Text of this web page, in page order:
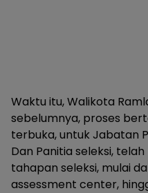
Waktu itu, Walikota
sebelumnya, proses
terbuka, untuk Jabatan
Dan Panitia seleksi,
tahapan seleksi, mulai
assessment center,